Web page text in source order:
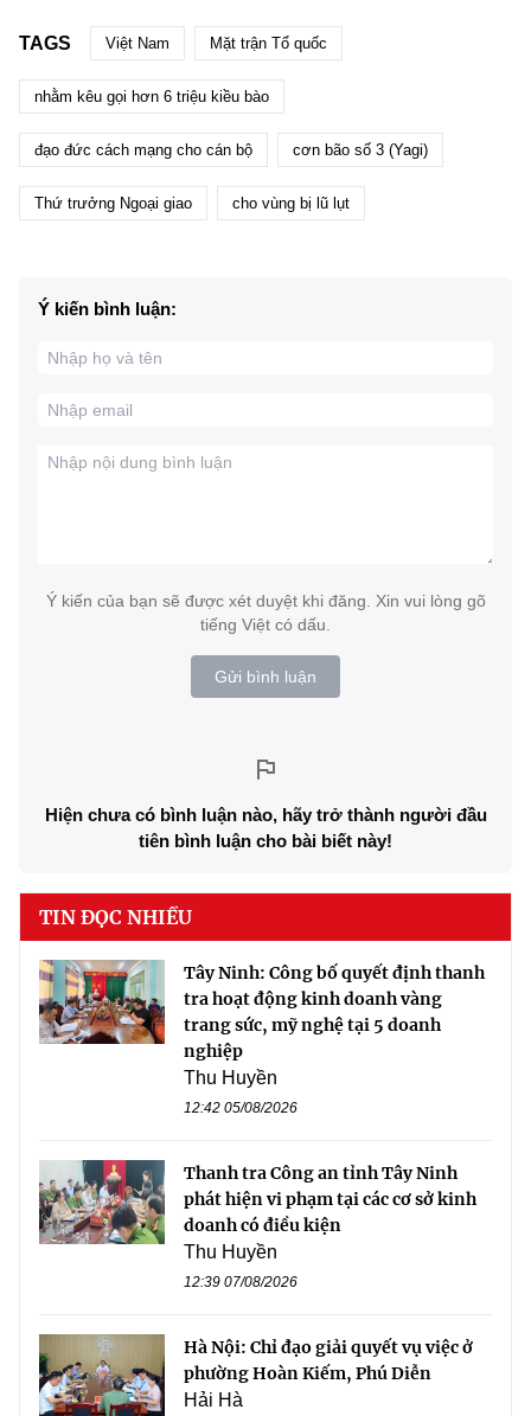
TAGS Việt Nam Mặt trận Tổ quốc
nhằm kêu gọi hơn 6 triệu kiều bào
đạo đức cách mạng cho cán bộ cơn bão số 3 (Yagi)
Thứ trưởng Ngoại giao cho vùng bị lũ lụt
Ý kiến bình luận:
Ý kiến của bạn sẽ được xét duyệt khi đăng. Xin vui lòng gõ
tiếng Việt có dấu.
Gửi bình luận
Hiện chưa có bình luận nào, hãy trở thành người đầu
tiên bình luận cho bài biết này!
TIN ĐỌC NHIỀU
Tây Ninh: Công bố quyết định thanh
tra hoạt động kinh doanh vàng
trang sức, mỹ nghệ tại 5 doanh
nghiệp
Thu Huyền
12:42 05/08/2026
Thanh tra Công an tỉnh Tây Ninh
phát hiện vi phạm tại các cơ sở kinh
doanh có điều kiện
Thu Huyền
12:39 07/08/2026
Hà Nội: Chỉ đạo giải quyết vụ việc ở
phường Hoàn Kiếm, Phú Diễn
Hải Hà